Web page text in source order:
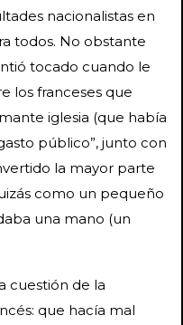
nacionalistas en
todos. No obstante
tocado cuando le
los franceses que
iglesia (que había
público”, junto con
la mayor parte
como un pequeño
una mano (un
cuestión de la
que hacía mal